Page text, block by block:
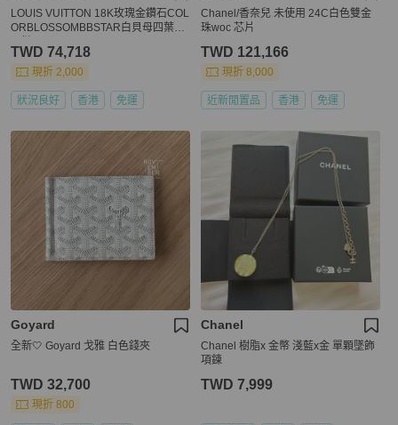
LOUIS VUITTON 18K玫瑰金鑽石COL
ORBLOSSOMBBSTAR白貝母四葉草
TWD 74,718
現折 2,000
狀況良好 香港 免運
Chanel/香奈兒 未使用 24C白色雙金
珠woc 芯片
TWD 121,166
現折 8,000
近新閒置品 香港 免運
Goyard
全新🤍 Goyard 戈雅 白色錢夾
TWD 32,700
現折 800
Chanel
Chanel 樹脂x 金幣 淺藍x金 單顆墜飾
項鍊
TWD 7,999